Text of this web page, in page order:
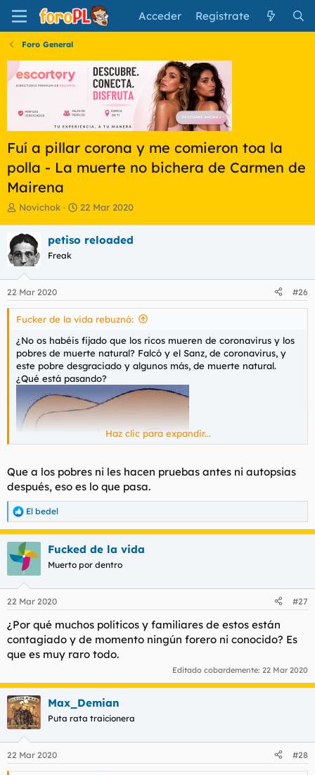
Acceder Regístrate
Foro General
Fuí a pillar corona y me comieron toa la
polla - La muerte no bichera de Carmen de
Mairena
I
i
c
i
a
d
o
r
d
l
t
e
m
a
Novichok
F
h
e
n
i
o
22 Mar 2020
petiso reloaded
Freak
22 Mar 2020 #26
Fucker de la vida rebuznó:
¿No os habéis fijado que los ricos mueren de coronavirus y los
pobres de muerte natural? Falcó y el Sanz, de coronavirus, y
este pobre desgraciado y algunos más, de muerte natural.
¿Qué está pasando?
Haz clic para expandir...
Que a los pobres ni les hacen pruebas antes ni autopsias
después, eso es lo que pasa.
R
e
a
c
e
:
El bedel
Fucked de la vida
Muerto por dentro
22 Mar 2020 #27
¿Por qué muchos políticos y familiares de estos están
contagiado y de momento ningún forero ni conocido? Es
que es muy raro todo.
Editado cobardemente: 22 Mar 2020
Max_Demian
Puta rata traicionera
22 Mar 2020 #28